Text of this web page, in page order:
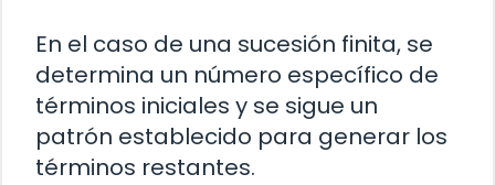
En el caso de una sucesión finita, se
determina un número específico de
términos iniciales y se sigue un
patrón establecido para generar los
términos restantes.